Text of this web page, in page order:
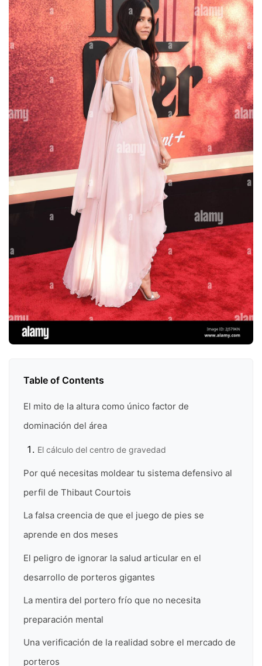
Table of Contents
El mito de la altura como único factor de
dominación del área
El cálculo del centro de gravedad
Por qué necesitas moldear tu sistema defensivo al
perfil de Thibaut Courtois
La falsa creencia de que el juego de pies se
aprende en dos meses
El peligro de ignorar la salud articular en el
desarrollo de porteros gigantes
La mentira del portero frío que no necesita
preparación mental
Una verificación de la realidad sobre el mercado de
porteros